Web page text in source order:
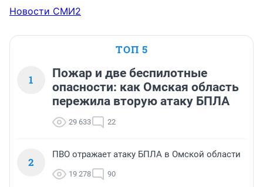
Новости СМИ2
ТОП 5
1
Пожар и две беспилотные
опасности: как Омская область
пережила вторую атаку БПЛА
29 633 22
2
ПВО отражает атаку БПЛА в Омской области
19 278 90